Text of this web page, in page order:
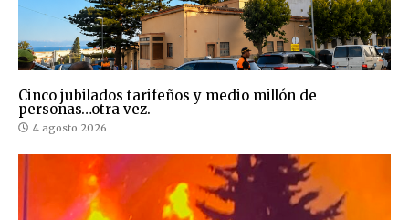
Cinco jubilados tarifeños y medio millón de
personas…otra vez.
4 agosto 2026